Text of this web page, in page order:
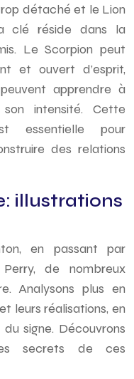
détaché et le Lion
clé réside dans la
Le Scorpion peut
et ouvert d’esprit,
apprendre à
intensité. Cette
essentielle pour
des relations
illustrations
en passant par
de nombreux
Analysons plus en
leurs réalisations, en
signe. Découvrons
secrets de ces